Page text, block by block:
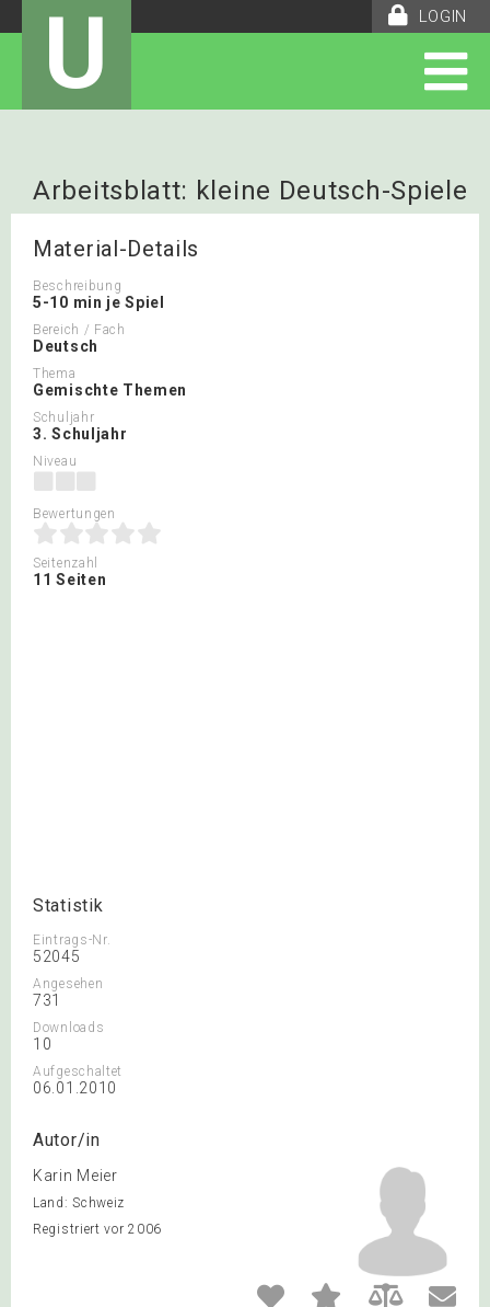
LOGIN
U
Arbeitsblatt: kleine Deutsch-Spiele
Material-Details
Beschreibung
5-10 min je Spiel
Bereich / Fach
Deutsch
Thema
Gemischte Themen
Schuljahr
3. Schuljahr
Niveau
Bewertungen
Seitenzahl
11 Seiten
Statistik
Eintrags-Nr.
52045
Angesehen
731
Downloads
10
Aufgeschaltet
06.01.2010
Autor/in
Karin Meier
Land: Schweiz
Registriert vor 2006